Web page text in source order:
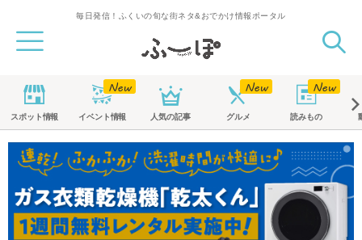
毎日発信！ふくいの旬な街ネタ&おでかけ情報ポータル
スポット情報 イベント情報 人気の記事 グルメ 読みもの